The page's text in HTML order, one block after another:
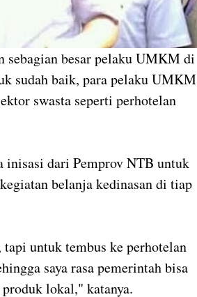
besar pelaku UMKM di
sudah baik, para pelaku UMKM
swasta seperti perhotelan
inisasi dari Pemprov NTB untuk
belanja kedinasan di tiap
untuk tembus ke perhotelan
saya rasa pemerintah bisa
lokal," katanya.